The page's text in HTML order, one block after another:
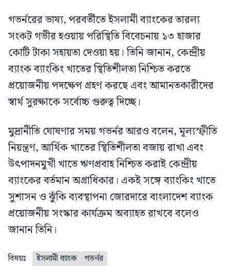
গভর্নরের ভাষ্য, পরবর্তীতে ইসলামী ব্যাংকের তারল্য
সংকট গভীর হওয়ায় পরিস্থিতি বিবেচনায় ১৩ হাজার
কোটি টাকা সহায়তা দেওয়া হয়। তিনি জানান, কেন্দ্রীয়
ব্যাংক ব্যাংকিং খাতের স্থিতিশীলতা নিশ্চিত করতে
প্রয়োজনীয় পদক্ষেপ গ্রহণ করছে এবং আমানতকারীদের
স্বার্থ সুরক্ষাকে সর্বোচ্চ গুরুত্ব দিচ্ছে।
মুদ্রানীতি ঘোষণার সময় গভর্নর আরও বলেন, মূল্যস্ফীতি
নিয়ন্ত্রণ, আর্থিক খাতের স্থিতিশীলতা বজায় রাখা এবং
উৎপাদনমুখী খাতে ঋণপ্রবাহ নিশ্চিত করাই কেন্দ্রীয়
ব্যাংকের বর্তমান অগ্রাধিকার। একই সঙ্গে ব্যাংকিং খাতে
সুশাসন ও ঝুঁকি ব্যবস্থাপনা জোরদারে বাংলাদেশ ব্যাংক
প্রয়োজনীয় সংস্কার কার্যক্রম অব্যাহত রাখবে বলেও
জানান তিনি।
বিষয়ঃ ইসলামী ব্যাংক গভর্নর